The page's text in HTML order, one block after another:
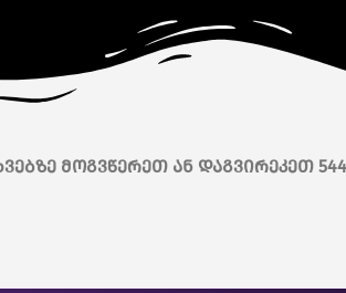
მოგვწერეთ ან დაგვირეკეთ 544